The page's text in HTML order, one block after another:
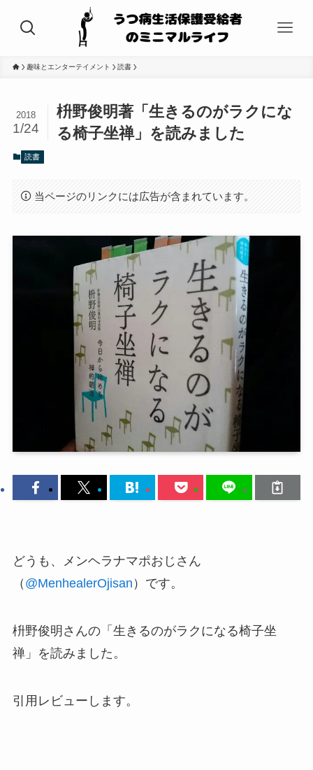
趣味とエンターテイメント 読書
枡野俊明著「生きるのがラクにな
る椅子坐禅」を読みました
2018
1/24
読書
当ページのリンクには広告が含まれています。
どうも、メンヘラナマポおじさん
（ @MenhealerOjisan ）です。
枡野俊明さんの「生きるのがラクになる椅子坐
禅」を読みました。
引用レビューします。